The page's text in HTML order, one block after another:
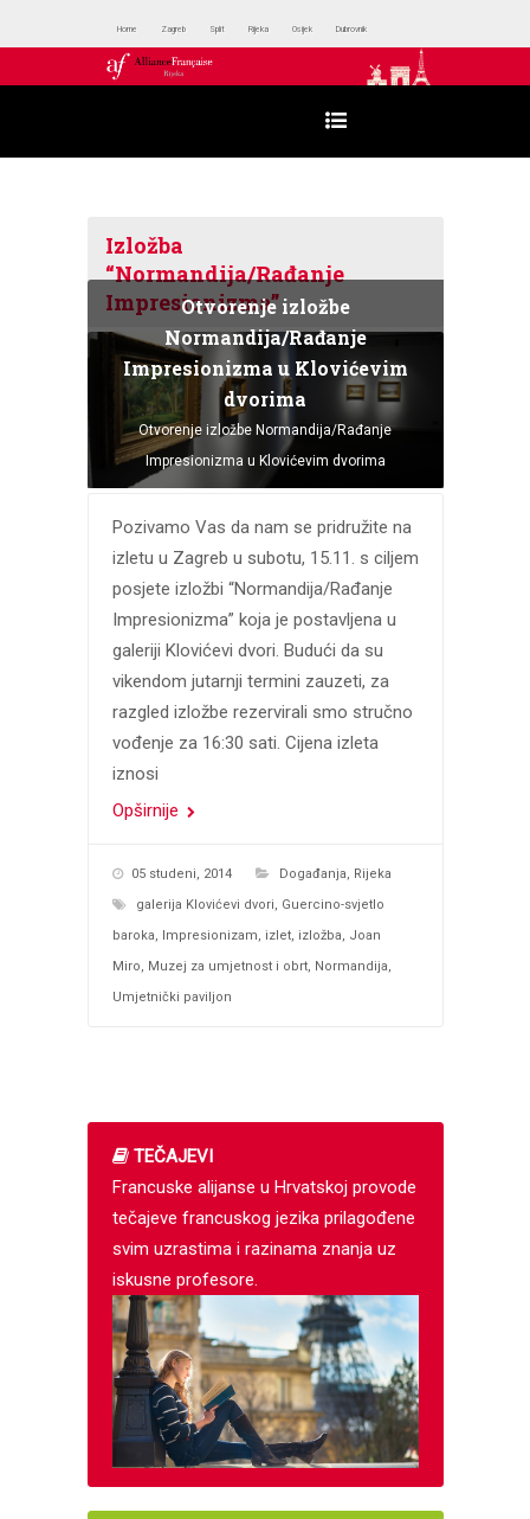
Home Zagreb Split Rijeka Osijek Dubrovnik
Izložba
“Normandija/Rađanje
Impresionizma”
Otvorenje izložbe
Normandija/Rađanje
Impresionizma u Klovićevim
dvorima
Otvorenje izložbe Normandija/Rađanje
Impresionizma u Klovićevim dvorima
Pozivamo Vas da nam se pridružite na
izletu u Zagreb u subotu, 15.11. s ciljem
posjete izložbi “Normandija/Rađanje
Impresionizma” koja je postavljena u
galeriji Klovićevi dvori. Budući da su
vikendom jutarnji termini zauzeti, za
razgled izložbe rezervirali smo stručno
vođenje za 16:30 sati. Cijena izleta
iznosi
Opširnije
05 studeni, 2014 Događanja, Rijeka
galerija Klovićevi dvori, Guercino-svjetlo
baroka, Impresionizam, izlet, izložba, Joan
Miro, Muzej za umjetnost i obrt, Normandija,
Umjetnički paviljon
TEČAJEVI
Francuske alijanse u Hrvatskoj provode
tečajeve francuskog jezika prilagođene
svim uzrastima i razinama znanja uz
iskusne profesore.